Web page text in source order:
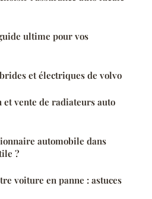
ultime pour vos
et électriques de volvo
et vente de radiateurs auto
automobile dans
?
voiture en panne : astuces